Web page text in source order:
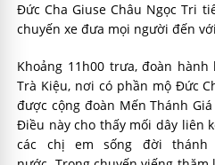
Đức Cha Giuse Châu Ngọc Tri
chuyến xe đưa mọi người đến
Khoảng 11h00 trưa, đoàn
Trà Kiệu, nơi có phần mộ Đức
được cộng đoàn Mến Thánh
Điều này cho thấy mối dây liên
các chị em sống đời